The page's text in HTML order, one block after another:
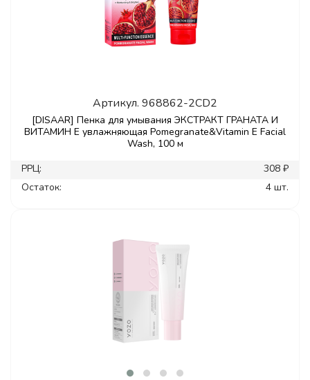
Артикул. 968862-2CD2
[DISAAR] Пенка для умывания ЭКСТРАКТ ГРАНАТА И
ВИТАМИН Е увлажняющая Pomegranate&Vitamin E Facial
Wash, 100 м
РРЦ:
308 ₽
Остаток:
4 шт.